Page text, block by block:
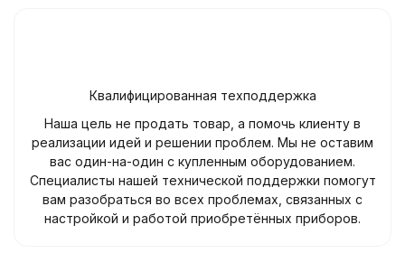
Квалифицированная техподдержка
Наша цель не продать товар, а помочь клиенту в
реализации идей и решении проблем. Мы не оставим
вас один-на-один с купленным оборудованием.
Специалисты нашей технической поддержки помогут
вам разобраться во всех проблемах, связанных с
настройкой и работой приобретённых приборов.